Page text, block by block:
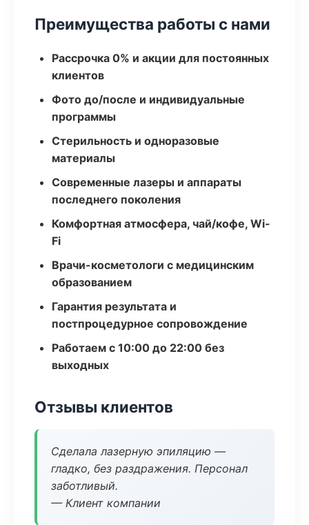
Преимущества работы с нами
Рассрочка 0% и акции для постоянных
клиентов
Фото до/после и индивидуальные
программы
Стерильность и одноразовые
материалы
Современные лазеры и аппараты
последнего поколения
Комфортная атмосфера, чай/кофе, Wi-
Fi
Врачи-косметологи с медицинским
образованием
Гарантия результата и
постпроцедурное сопровождение
Работаем с 10:00 до 22:00 без
выходных
Отзывы клиентов
Сделала лазерную эпиляцию —
гладко, без раздражения. Персонал
заботливый.
— Клиент компании